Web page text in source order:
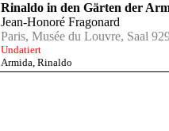
Rinaldo in den Gärten der
Jean-Honoré Fragonard
Paris, Musée du Louvre, Saal
Undatiert
Armida, Rinaldo